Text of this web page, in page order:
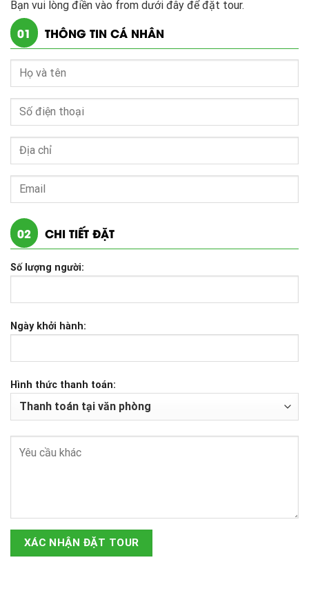
Bạn vui lòng điền vào from dưới đây để đặt tour.
01 THÔNG TIN CÁ NHÂN
02 CHI TIẾT ĐẶT
Số lượng người:
Ngày khởi hành:
Hình thức thanh toán: